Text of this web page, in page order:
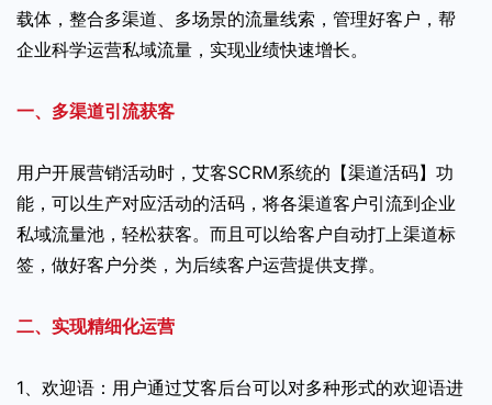
载体，整合多渠道、多场景的流量线索，管理好客户，帮
企业科学运营私域流量，实现业绩快速增长。
一、多渠道引流获客
用户开展营销活动时，艾客SCRM系统的【渠道活码】功
能，可以生产对应活动的活码，将各渠道客户引流到企业
私域流量池，轻松获客。而且可以给客户自动打上渠道标
签，做好客户分类，为后续客户运营提供支撑。
二、实现精细化运营
1、欢迎语：用户通过艾客后台可以对多种形式的欢迎语进